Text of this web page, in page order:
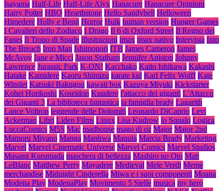
Isayama Half-Life Half-Life Alyx Hanacure Hanacure Opinioni
Harry Potter HBO Hearthstone Hello Sandybell Helloween
Himedere Holly e Benji Horror Hulk human version Hunger Games
I Cavalieri dello Zodiaco I Drago Il 6 di Oxford Street Il Regno dei
Fanes Il Trono di Spade illustrazioni imax imax nativo Intervista Into
The Breach Iron Man Ishimonori ITB James Cameron James
McAvoy Jane e Micci Jason Statham Jennifer Aniston Johnny
Lawrence Jurassic Park K-ON! Kacchako Kaito Ishikawa Kakashi
Hatake Kamidere Kaoru Shimizu karate kid Karl Felix Wolff Kate
Winslet Katsuki Bakugou kawaii box Kazuya Miyuki Kickstarter
Kohei Horikoshi Koseidon Kuudere l'attacco dei giganti L'Attacco
dei Giganti 3 La biblioteca fantastica la famiglia brady Lagarith
Lance Voltron leggende delle Dolomiti Leonardo DiCaprio Levi
Ackerman Libri Liden Films Linux Lisa Kudrow lo Squalo Logica
LuccaComics M5S Mac madhouse mago di oz Major Major 2nd
Mamoru Miyano Manga Manhwa Maquia Marcia Brady Marketing
Marvel Marvel Cinematic Universe Marvel Comics Marvel Studios
Masami Kurumada maschera di bellezza Mashiro no Oto Matt
LeBlanc Matthew Perry Mayadere Medieval Mele Verdi Meme
merchandise Midnight Cinderella Miwa e i suoi componenti Moana
Modena Play ModenaPlay Movimento 5 Stelle musica my hero